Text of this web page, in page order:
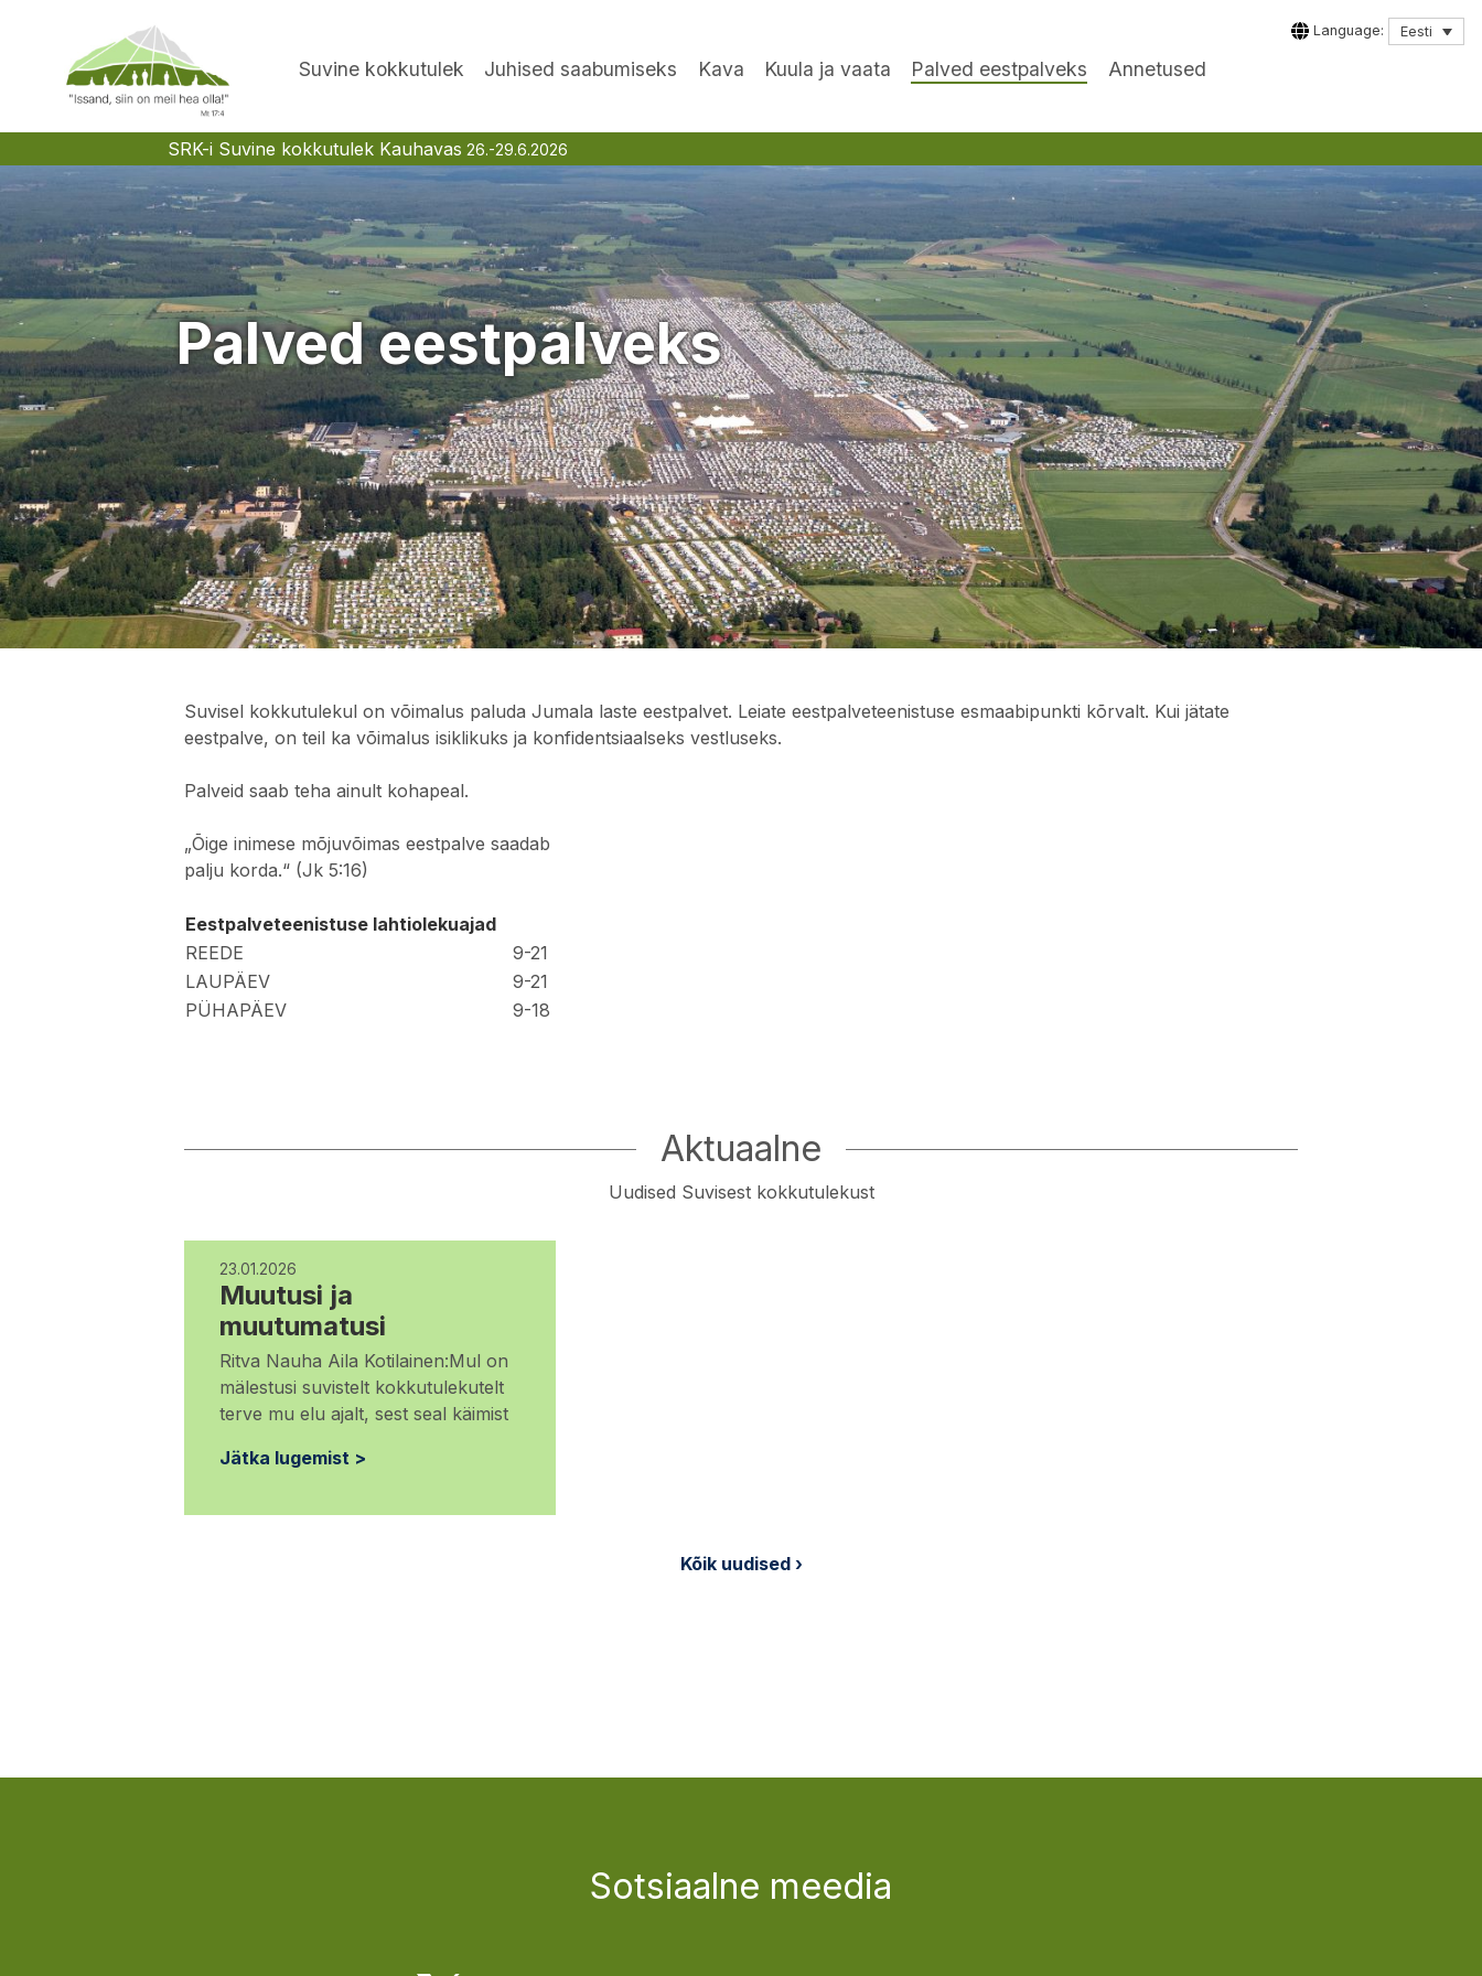
to
content
Language: Eesti
Otsingu alustamiseks sisestage otsingusõna.
Suvine kokkutulek Juhised saabumiseks Kava Kuula ja vaata Palved eestpalveks Annetused
SRK-i Suvine kokkutulek Kauhavas 26.-29.6.2026
Palved eestpalveks
Suvisel kokkutulekul on võimalus paluda Jumala laste eestpalvet. Leiate eestpalveteenistuse esmaabipunkti kõrvalt. Kui jätate
eestpalve, on teil ka võimalus isiklikuks ja konfidentsiaalseks vestluseks.
Palveid saab teha ainult kohapeal.
„Õige inimese mõjuvõimas eestpalve saadab
palju korda.“ (Jk 5:16)
Eestpalveteenistuse lahtiolekuajad
REEDE
9-21
LAUPÄEV
9-21
PÜHAPÄEV
9-18
Aktuaalne
Uudised Suvisest kokkutulekust
23.01.2026
Muutusi ja
muutumatusi
Ritva Nauha Aila Kotilainen:Mul on
mälestusi suvistelt kokkutulekutelt
terve mu elu ajalt, sest seal käimist
Jätka lugemist >
Kõik uudised ›
Sotsiaalne meedia